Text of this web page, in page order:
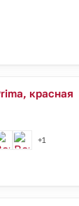
красная
+1